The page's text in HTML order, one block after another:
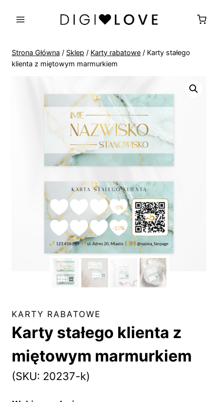
Strona Główna / Sklep / Karty rabatowe / Karty stałego
klienta z miętowym marmurkiem
KARTY RABATOWE
Karty stałego klienta z
miętowym marmurkiem
(SKU: 20237-k)